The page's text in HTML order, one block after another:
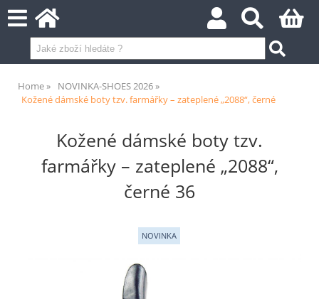
Home
NOVINKA-SHOES 2026
Kožené dámské boty tzv. farmářky – zateplené „2088“, černé
Kožené dámské boty tzv.
farmářky – zateplené „2088“,
černé 36